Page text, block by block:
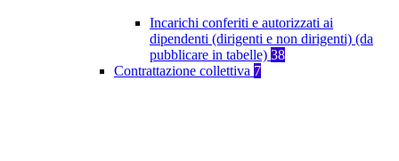
Incarichi conferiti e autorizzati ai
dipendenti (dirigenti e non dirigenti) (da
pubblicare in tabelle) 38
Contrattazione collettiva 7